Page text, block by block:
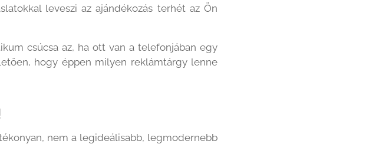
leveszi az ajándékozás terhét az Ön
csúcsa az, ha ott van a telefonjában egy
hogy éppen milyen reklámtárgy lenne
nem a legideálisabb, legmodernebb